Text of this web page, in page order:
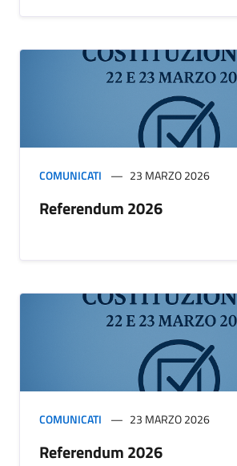
COMUNICATI 23 MARZO 2026
Referendum 2026
COMUNICATI 23 MARZO 2026
Referendum 2026